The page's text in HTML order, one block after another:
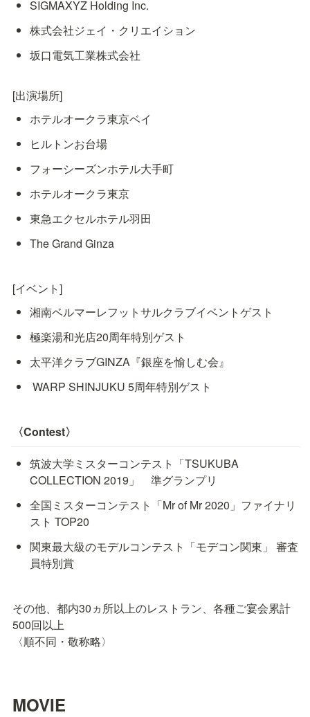
SIGMAXYZ Holding Inc.
株式会社ジェイ・クリエイション
坂口電気工業株式会社
[出演場所]
ホテルオークラ東京ベイ
ヒルトンお台場
フォーシーズンホテル大手町
ホテルオークラ東京
東急エクセルホテル羽田
The Grand Ginza
[イベント]
湘南ベルマーレフットサルクラブイベントゲスト
極楽湯和光店20周年特別ゲスト
太平洋クラブGINZA『銀座を愉しむ会』
WARP SHINJUKU 5周年特別ゲスト
〈Contest〉
筑波大学ミスターコンテスト「TSUKUBA
COLLECTION 2019」　準グランプリ
全国ミスターコンテスト「Mr of Mr 2020」ファイナリ
スト TOP20
関東最大級のモデルコンテスト「モデコン関東」 審査
員特別賞
その他、都内30ヵ所以上のレストラン、各種ご宴会累計
500回以上
〈順不同・敬称略〉
MOVIE